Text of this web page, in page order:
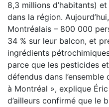
8,3 millions d’habitants)
dans la région.
Montréalais – 800 000
34 % sur leur balcon, et
ingrédients
parce que les pesticides
défendus dans
à Montréal », explique
d’ailleurs confirmé que le